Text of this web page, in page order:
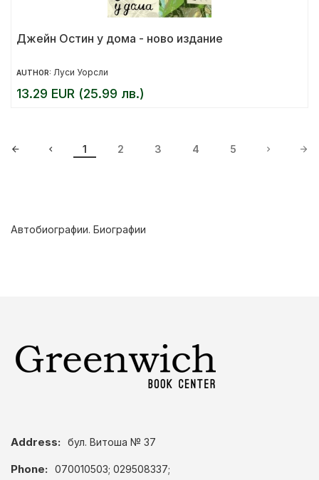
Джейн Остин у дома - ново издание
AUTHOR: Луси Уорсли
13.29 EUR (25.99 лв.)
1 2 3 4 5
Автобиографии. Биографии
Address: бул. Витоша № 37
Phone: 070010503; 029508337;